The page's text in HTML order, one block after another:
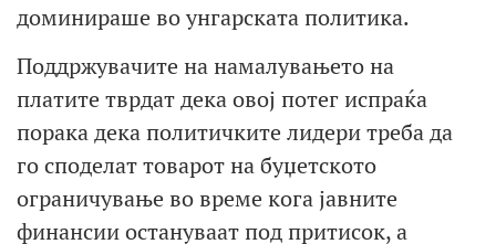
доминираше во унгарската политика.
Поддржувачите на намалувањето на
платите тврдат дека овој потег испраќа
порака дека политичките лидери треба да
го споделат товарот на буџетското
ограничување во време кога јавните
финансии остануваат под притисок, а